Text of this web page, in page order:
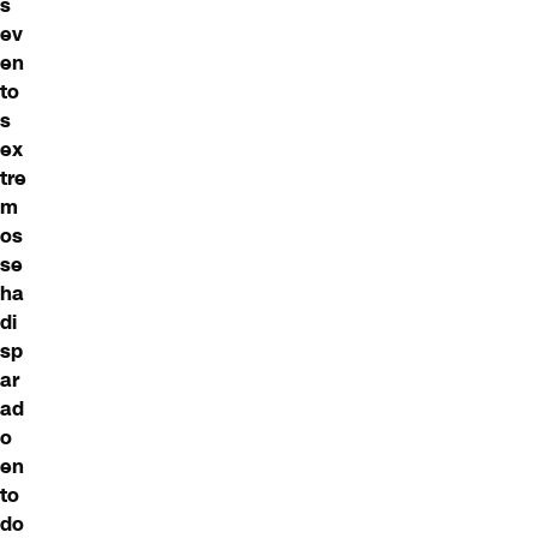
ev
en
to
s
ex
tre
m
os
se
ha
di
sp
ar
ad
o
en
to
do